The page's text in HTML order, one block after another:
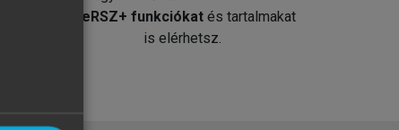
MeRSZ+ funkciókat és tartalmakat
is elérhetsz.